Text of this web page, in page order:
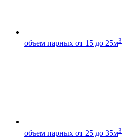
объем парных от 15 до 25м3
объем парных от 25 до 35м3